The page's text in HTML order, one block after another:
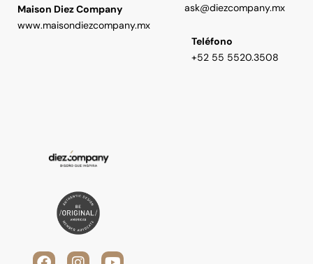
Maison Diez Company
www.maisondiezcompany.mx
ask@diezcompany.mx
Teléfono
+52 55 5520.3508
F
I
Y
V
L